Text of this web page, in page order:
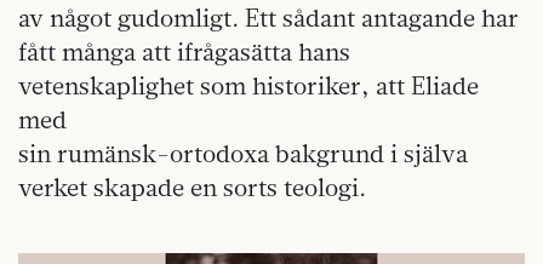
av något gudomligt. Ett sådant antagande har
fått många att ifrågasätta hans
vetenskaplighet som historiker, att Eliade
med
sin rumänsk-ortodoxa bakgrund i själva
verket skapade en sorts teologi.